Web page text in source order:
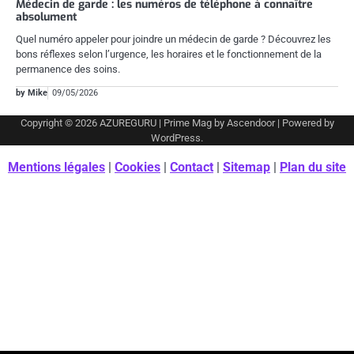
Médecin de garde : les numéros de téléphone à connaître
absolument
Quel numéro appeler pour joindre un médecin de garde ? Découvrez les
bons réflexes selon l’urgence, les horaires et le fonctionnement de la
permanence des soins.
by Mike 09/05/2026
Copyright © 2026 AZUREGURU| Prime Mag by Ascendoor| Powered by
WordPress.
Mentions légales Cookies Contact Sitemap Plan du site